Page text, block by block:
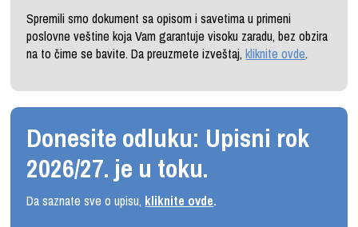
Spremili smo dokument sa opisom i savetima u primeni
poslovne veštine koja Vam garantuje visoku zaradu, bez obzira
na to čime se bavite. Da preuzmete izveštaj,kliknite ovde.
Donesite odluku: Upisni rok
2026/27. je u toku.
Da saznate sve o upisu, kliknite ovde.